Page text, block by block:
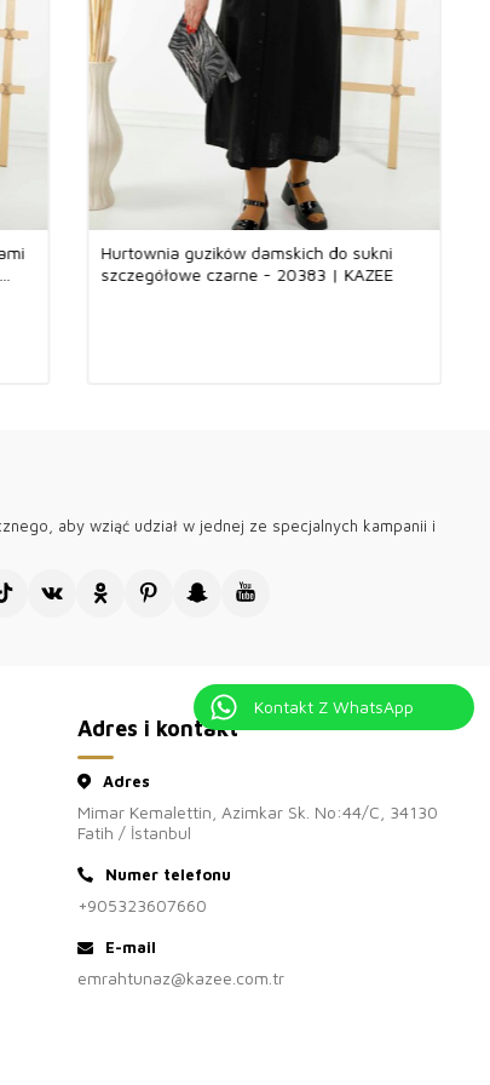
Kontakt Z WhatsApp
ze wszystkimi rodzajami systemów płatności.
bankowym lub kartą kredytową.
systemami płatności; Możesz zapłacić naszej
płatności, takimi jak Western Union, Upt, Zolotaya
Ria.
produktach marki odzieży damskiej Kazee
Kryształy i hafty na wszystkich naszych
ręcznie.
Hurtownia guzików damskich do sukni
szczegółowe czarne - 20383 | KAZEE
aby wziąć udział w jednej ze specjalnych kampanii i
Adres i kontakt
Adres
Mimar Kemalettin, Azimkar Sk. No:44/C, 34130
Fatih / İstanbul
Numer telefonu
+905323607660
E-mail
emrahtunaz@kazee.com.tr